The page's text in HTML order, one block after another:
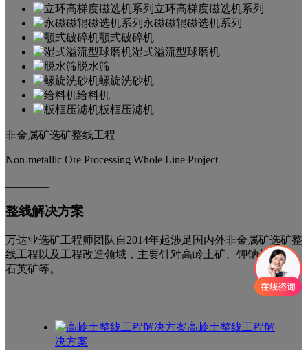
立环高梯度磁选机系列
永磁磁辊磁选机系列
颚式破碎机
湿式溢流型球磨机
脱水筛
螺旋洗砂机
给料机
板框压滤机
非金属矿选矿整线工程
Non-metallic Ore Processing Whole Line Project
整线解决方案
万达业选矿工程师团队自2014年起涉足国内外非金属矿选矿整
线工程以及工程改造领域，主要针对高岭土矿、钾钠长石矿、
石英矿等。
高岭土整线工程解
决方案